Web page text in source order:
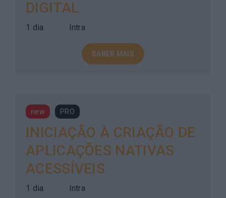
DIGITAL
1 dia Intra
SABER MAIS
new PRO
INICIAÇÃO À CRIAÇÃO DE
APLICAÇÕES NATIVAS
ACESSÍVEIS
1 dia Intra